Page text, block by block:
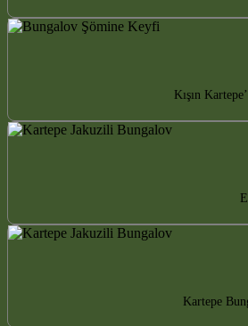
Kışın
Kartepe